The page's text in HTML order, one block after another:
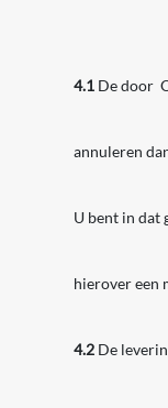
4.1 De door
annuleren
U bent in dat
hierover een
4.2 De